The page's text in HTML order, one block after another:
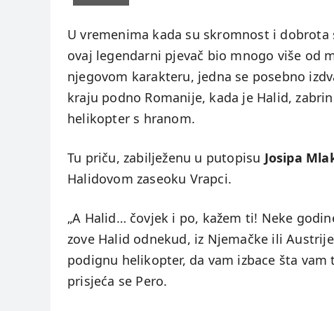
U vremenima kada su skromnost i dobrota
ovaj legendarni pjevač bio mnogo više od
njegovom karakteru, jedna se posebno
kraju podno Romanije, kada je Halid,
helikopter s hranom.
Tu priču, zabilježenu u putopisu Josipa
Halidovom zaseoku Vrapci.
„A Halid… čovjek i po, kažem ti! Neke
zove Halid odnekud, iz Njemačke ili
podignu helikopter, da vam izbace šta vam
prisjeća se Pero.